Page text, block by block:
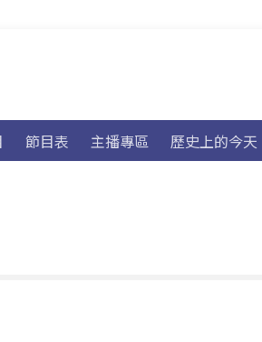
節目表 主播專區 歷史上的今天